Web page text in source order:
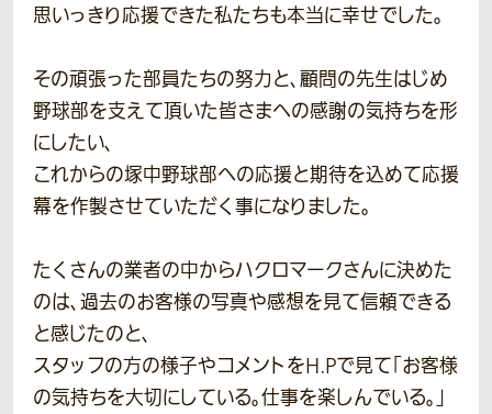
思いっきり応援できた私たちも本当に幸せでした。
その頑張った部員たちの努力と、顧問の先生はじめ
野球部を支えて頂いた皆さまへの感謝の気持ちを形
にしたい、
これからの塚中野球部への応援と期待を込めて応援
幕を作製させていただく事になりました。
たくさんの業者の中からハクロマークさんに決めた
のは、過去のお客様の写真や感想を見て信頼できる
と感じたのと、
スタッフの方の様子やコメントをH.Pで見て「お客様
の気持ちを大切にしている。仕事を楽しんでいる。」